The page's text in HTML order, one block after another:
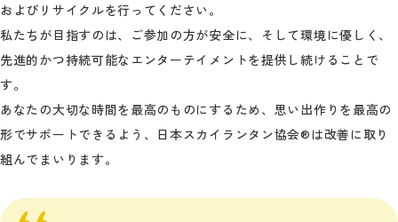
およびリサイクルを行ってください。
私たちが目指すのは、ご参加の方が安全に、そして環境に優しく、
先進的かつ持続可能なエンターテイメントを提供し続けることで
す。
あなたの大切な時間を最高のものにするため、思い出作りを最高の
形でサポートできるよう、日本スカイランタン協会®は改善に取り
組んでまいります。